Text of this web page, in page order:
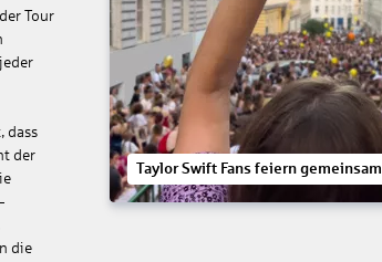
Tour
dass
der
die
Taylor Swift Fans feiern gemeinsam